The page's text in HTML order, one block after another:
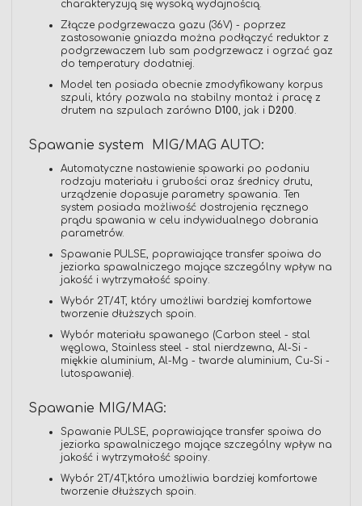
charakteryzują się wysoką wydajnością.
Złącze podgrzewacza gazu (36V) - poprzez
zastosowanie gniazda można podłączyć reduktor z
podgrzewaczem lub sam podgrzewacz i ogrzać gaz
do temperatury dodatniej.
Model ten posiada obecnie zmodyfikowany korpus
szpuli, który pozwala na stabilny montaż i pracę z
drutem na szpulach zarówno D100, jak i D200.
Spawanie system MIG/MAG AUTO:
Automatyczne nastawienie spawarki po podaniu
rodzaju materiału i grubości oraz średnicy drutu,
urządzenie dopasuje parametry spawania. Ten
system posiada możliwość dostrojenia ręcznego
prądu spawania w celu indywidualnego dobrania
parametrów.
Spawanie PULSE, poprawiające transfer spoiwa do
jeziorka spawalniczego mające szczególny wpływ na
jakość i wytrzymałość spoiny.
Wybór 2T/4T, który umożliwi bardziej komfortowe
tworzenie dłuższych spoin.
Wybór materiału spawanego (Carbon steel - stal
węglowa, Stainless steel - stal nierdzewna, Al-Si -
miękkie aluminium, Al-Mg - twarde aluminium, Cu-Si -
lutospawanie).
Spawanie MIG/MAG:
Spawanie PULSE, poprawiające transfer spoiwa do
jeziorka spawalniczego mające szczególny wpływ na
jakość i wytrzymałość spoiny.
Wybór 2T/4T,która umożliwia bardziej komfortowe
tworzenie dłuższych spoin.